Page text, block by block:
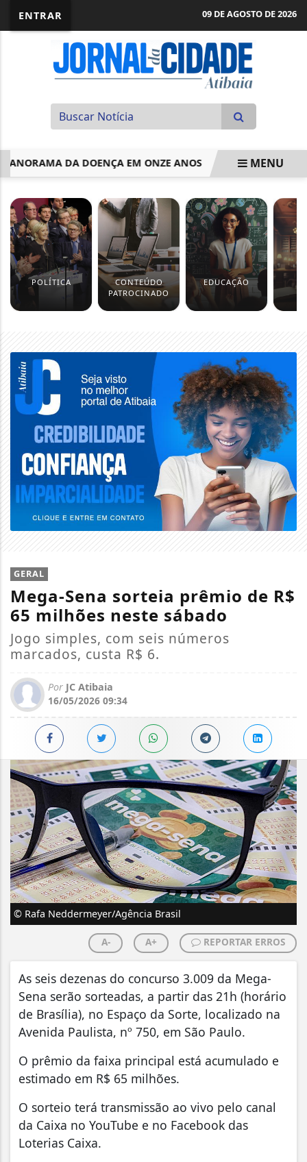
ENTRAR 09 DE AGOSTO DE 2026
DA DOENÇA EM ONZE ANOS PREFEITURA
MENU
POLÍTICA
CONTEÚDO
PATROCINADO
EDUCAÇÃO
GERAL
Mega-Sena sorteia prêmio de R$
65 milhões neste sábado
Jogo simples, com seis números
marcados, custa R$ 6.
Por JC Atibaia
16/05/2026 09:34
© Rafa Neddermeyer/Agência Brasil
A- A+ REPORTAR ERROS
As seis dezenas do concurso 3.009 da Mega-
Sena serão sorteadas, a partir das 21h (horário
de Brasília), no Espaço da Sorte, localizado na
Avenida Paulista, nº 750, em São Paulo.
O prêmio da faixa principal está acumulado e
estimado em R$ 65 milhões.
O sorteio terá transmissão ao vivo pelo canal
da Caixa no YouTube e no Facebook das
Loterias Caixa.